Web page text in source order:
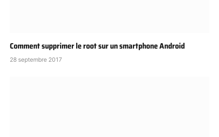
Comment supprimer le root sur un smartphone Android
28 septembre 2017